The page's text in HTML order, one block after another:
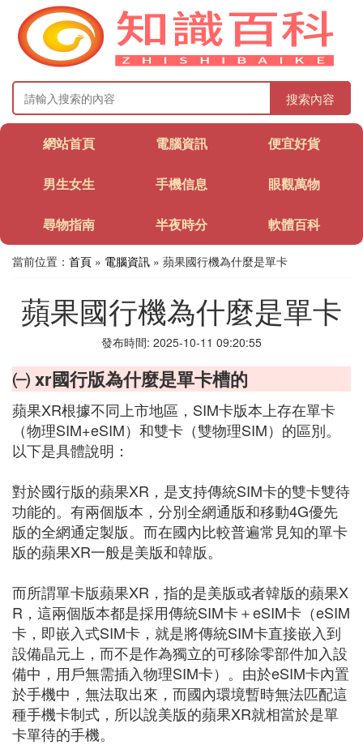
搜索內容
網站首頁 電腦資訊 便宜好貨
男生女生 手機信息 眼觀萬物
尋物指南 半夜時分 軟體百科
當前位置： 首頁 » 電腦資訊 » 蘋果國行機為什麼是單卡
蘋果國行機為什麼是單卡
發布時間: 2025-10-11 09:20:55
㈠ xr國行版為什麼是單卡槽的
蘋果XR根據不同上市地區，SIM卡版本上存在單卡
（物理SIM+eSIM）和雙卡（雙物理SIM）的區別。
以下是具體說明：
對於國行版的蘋果XR，是支持傳統SIM卡的雙卡雙待
功能的。有兩個版本，分別全網通版和移動4G優先
版的全網通定製版。而在國內比較普遍常見知的單卡
版的蘋果XR一般是美版和韓版。
而所謂單卡版蘋果XR，指的是美版或者韓版的蘋果X
R，這兩個版本都是採用傳統SIM卡＋eSIM卡（eSIM
卡，即嵌入式SIM卡，就是將傳統SIM卡直接嵌入到
設備晶元上，而不是作為獨立的可移除零部件加入設
備中，用戶無需插入物理SIM卡）。由於eSIM卡內置
於手機中，無法取出來，而國內環境暫時無法匹配這
種手機卡制式，所以說美版的蘋果XR就相當於是單
卡單待的手機。